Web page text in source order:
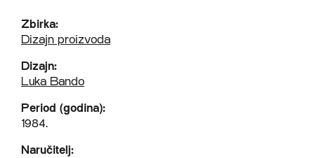
Zbirka:
Dizajn proizvoda
Dizajn:
Luka Bando
Period (godina):
1984.
Naručitelj: